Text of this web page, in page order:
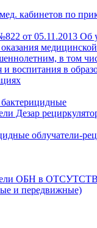
кабинетов по
от 05.11.2013 Об
в том
и воспитания в
Дезар
облучатели-
ОБН в
и передвижные)